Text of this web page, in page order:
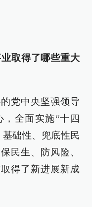
取得了哪些重大
党中央坚强领导
全面实施“十四
础性、兜底性民
民生、防风险、
得了新进展新成